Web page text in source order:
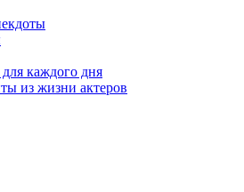
каждого дня
из жизни актеров